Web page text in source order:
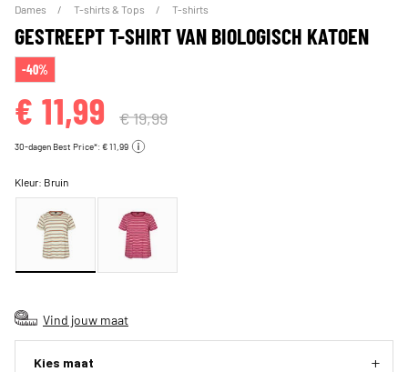
Dames T-shirts & Tops T-shirts
GESTREEPT T-SHIRT VAN BIOLOGISCH KATOEN
-40%
€ 11,99 € 19,99
30-dagen Best Price*: € 11,99
Kleur: Bruin
Vind jouw maat
Kies maat